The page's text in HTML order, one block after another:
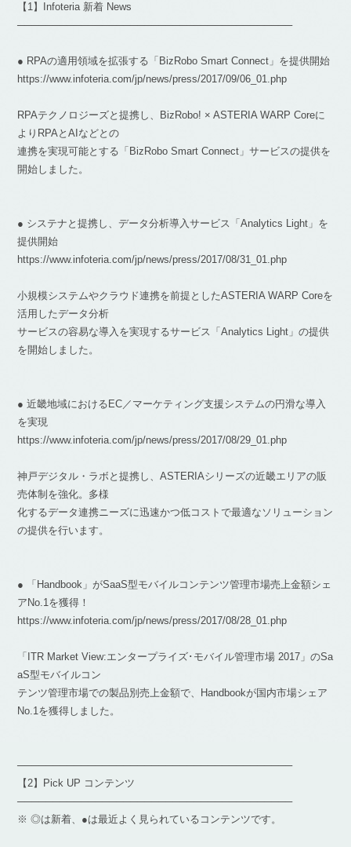
【1】Infoteria 新着 News
───────────────────────────────────────
● RPAの適用領域を拡張する「BizRobo Smart Connect」を提供開始
https://www.infoteria.com/jp/news/press/2017/09/06_01.php
RPAテクノロジーズと提携し、BizRobo! × ASTERIA WARP Coreに
よりRPAとAIなどとの
連携を実現可能とする「BizRobo Smart Connect」サービスの提供を
開始しました。
● システナと提携し、データ分析導入サービス「Analytics Light」を
提供開始
https://www.infoteria.com/jp/news/press/2017/08/31_01.php
小規模システムやクラウド連携を前提としたASTERIA WARP Coreを
活用したデータ分析
サービスの容易な導入を実現するサービス「Analytics Light」の提供
を開始しました。
● 近畿地域におけるEC／マーケティング支援システムの円滑な導入
を実現
https://www.infoteria.com/jp/news/press/2017/08/29_01.php
神戸デジタル・ラボと提携し、ASTERIAシリーズの近畿エリアの販
売体制を強化。多様
化するデータ連携ニーズに迅速かつ低コストで最適なソリューション
の提供を行います。
● 「Handbook」がSaaS型モバイルコンテンツ管理市場売上金額シェ
アNo.1を獲得！
https://www.infoteria.com/jp/news/press/2017/08/28_01.php
「ITR Market View:エンタープライズ･モバイル管理市場 2017」のSa
aS型モバイルコン
テンツ管理市場での製品別売上金額で、Handbookが国内市場シェア
No.1を獲得しました。
───────────────────────────────────────
【2】Pick UP コンテンツ
───────────────────────────────────────
※ ◎は新着、●は最近よく見られているコンテンツです。